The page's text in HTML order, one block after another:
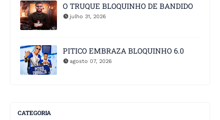
O TRUQUE BLOQUINHO DE BANDIDO
julho 31, 2026
PITICO EMBRAZA BLOQUINHO 6.0
agosto 07, 2026
CATEGORIA